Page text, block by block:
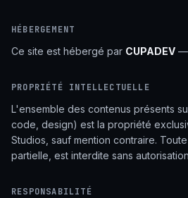
HÉBERGEMENT
Ce site est hébergé par CUPADEV —
PROPRIÉTÉ INTELLECTUELLE
L'ensemble des contenus présents
code, design) est la propriété
Studios, sauf mention contraire.
partielle, est interdite sans
RESPONSABILITÉ